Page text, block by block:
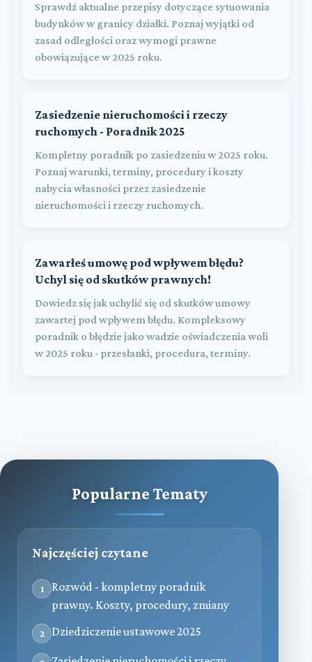
Sprawdź aktualne przepisy dotyczące sytuowania
budynków w granicy działki. Poznaj wyjątki od
zasad odległości oraz wymogi prawne
obowiązujące w 2025 roku.
Zasiedzenie nieruchomości i rzeczy
ruchomych - Poradnik 2025
Kompletny poradnik po zasiedzeniu w 2025 roku.
Poznaj warunki, terminy, procedury i koszty
nabycia własności przez zasiedzenie
nieruchomości i rzeczy ruchomych.
Zawarłeś umowę pod wpływem błędu?
Uchyl się od skutków prawnych!
Dowiedz się jak uchylić się od skutków umowy
zawartej pod wpływem błędu. Kompleksowy
poradnik o błędzie jako wadzie oświadczenia woli
w 2025 roku - przesłanki, procedura, terminy.
Popularne Tematy
Najczęściej czytane
1
Rozwód - kompletny poradnik
prawny. Koszty, procedury, zmiany
2 Dziedziczenie ustawowe 2025